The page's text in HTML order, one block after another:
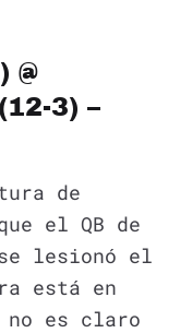
@
3) –
de
el QB de
lesionó el
está en
no es claro